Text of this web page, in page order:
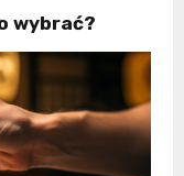
wybrać?